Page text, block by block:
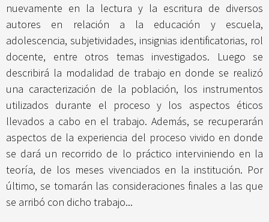
nuevamente en la lectura y la escritura de diversos
autores en relación a la educación y escuela,
adolescencia, subjetividades, insignias identificatorias, rol
docente, entre otros temas investigados. Luego se
describirá la modalidad de trabajo en donde se realizó
una caracterización de la población, los instrumentos
utilizados durante el proceso y los aspectos éticos
llevados a cabo en el trabajo. Además, se recuperarán
aspectos de la experiencia del proceso vivido en donde
se dará un recorrido de lo práctico interviniendo en la
teoría, de los meses vivenciados en la institución. Por
último, se tomarán las consideraciones finales a las que
se arribó con dicho trabajo...